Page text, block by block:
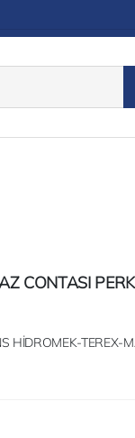
CONTASI
HİDROMEK-TEREX-